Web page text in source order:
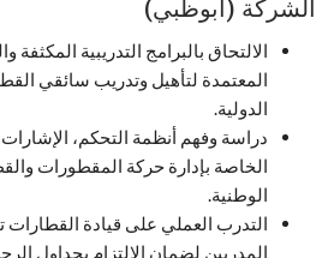
الشركة (أبوظبي)
الالتحاق بالبرامج التدريبية المكثفة
المعتمدة لتأهيل وتدريب سائقي
الدولية.
دراسة وفهم أنظمة التحكم،
الخاصة بإدارة حركة المقطورات
الوطنية.
التدرب العملي على قيادة
المدربين لضمان الالتزام بجداول